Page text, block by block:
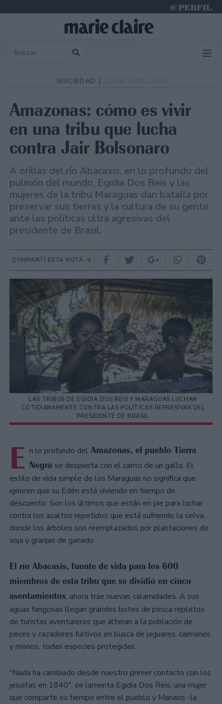
SOCIEDAD |
Amazonas: cómo es vivir
en una tribu que lucha
contra Jair Bolsonaro
A orillas del río Abacaxis, en lo profundo del
pulmón del mundo, Egidia Dos Reis y las
mujeres de la tribu Maraguas dan batalla por
preservar sus tierras y la cultura de su gente
ante las políticas ultra agresivas del
presidente de Brasil.
COMPARTÍ ESTA NOTA
LAS TRIBUS DE EGIDIA DOS REIS Y MARAGUAS LUCHAN
COTIDIANAMENTE CONTRA LAS POLÍTICAS REPRESIVAS DEL
PRESIDENTE DE BRASIL
E n lo profundo del Amazonas, el pueblo Tierra
Negra se despierta con el canto de un gallo. El
estilo de vida simple de los Maraguas no significa que
ignoren que su Edén está viviendo en tiempo de
descuento. Son los últimos que están en pie para luchar
contra los asaltos repetidos que está sufriendo la selva,
donde los árboles son reemplazados por plantaciones de
soja y granjas de ganado.
El río Abacaxis, fuente de vida para los 600
miembros de esta tribu que se dividió en cinco
asentamientos, ahora trae nuevas calamidades. A sus
aguas fangosas llegan grandes botes de pesca repletos
de turistas aventureros que alteran a la población de
peces y cazadores furtivos en busca de jaguares, caimanes
y monos, todas especies protegidas.
"Nada ha cambiado desde nuestro primer contacto con los
jesuitas en 1840", se lamenta Egidia Dos Reis, una mujer
que comparte su tiempo entre el pueblo y Manaos -la